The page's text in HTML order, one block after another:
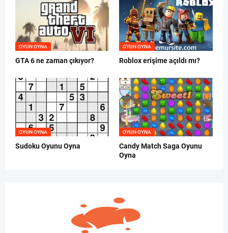
OYUN OYNA
GTA 6 ne zaman çıkıyor?
OYUN OYNA
Roblox erişime açıldı mı?
OYUN OYNA
Sudoku Oyunu Oyna
OYUN OYNA
Candy Match Saga Oyunu
Oyna